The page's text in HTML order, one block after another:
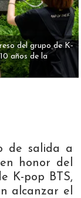
del grupo de K-
años de la
de salida a
honor del
K-pop BTS,
alcanzar el